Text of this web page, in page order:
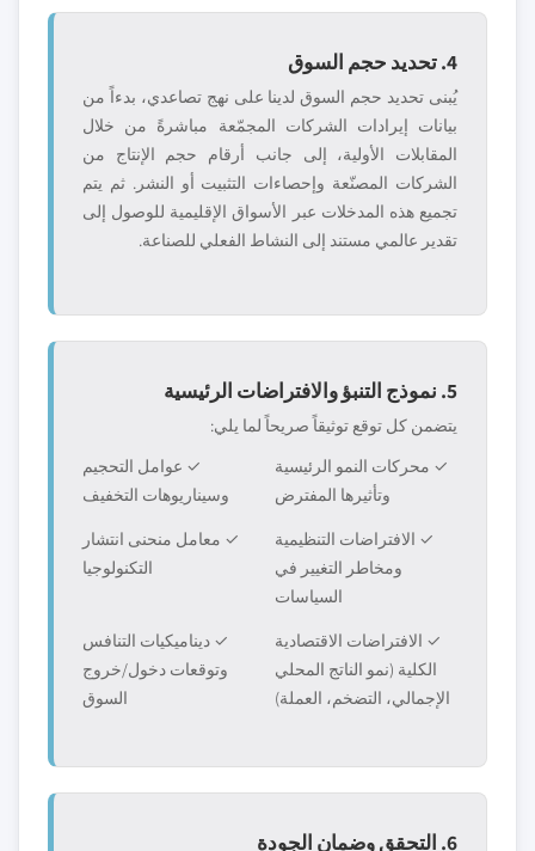
4. تحديد حجم السوق
يُبنى تحديد حجم السوق لدينا على نهج تصاعدي، بدءاً من
بيانات إيرادات الشركات المجمّعة مباشرةً من خلال
المقابلات الأولية، إلى جانب أرقام حجم الإنتاج من
الشركات المصنّعة وإحصاءات التثبيت أو النشر. ثم يتم
تجميع هذه المدخلات عبر الأسواق الإقليمية للوصول إلى
تقدير عالمي مستند إلى النشاط الفعلي للصناعة.
5. نموذج التنبؤ والافتراضات الرئيسية
يتضمن كل توقع توثيقاً صريحاً لما يلي:
✓ محركات النمو الرئيسية
وتأثيرها المفترض
✓ عوامل التحجيم
وسيناريوهات التخفيف
✓ الافتراضات التنظيمية
ومخاطر التغيير في
السياسات
✓ معامل منحنى انتشار
التكنولوجيا
✓ الافتراضات الاقتصادية
الكلية (نمو الناتج المحلي
الإجمالي، التضخم، العملة)
✓ ديناميكيات التنافس
وتوقعات دخول/خروج
السوق
6. التحقق وضمان الجودة